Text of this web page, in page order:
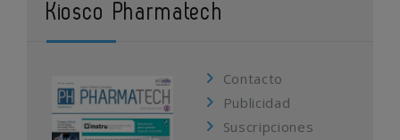
Kiosco Pharmatech
Contacto
Publicidad
Suscripciones